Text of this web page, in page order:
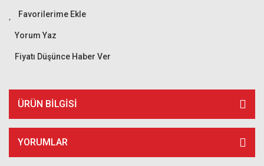
Yorum Yaz
Fiyatı Düşünce Haber Ver
ÜRÜN BILGISI
YORUMLAR